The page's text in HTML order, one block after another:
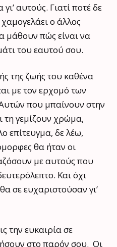
αυτούς. Γιατί ποτέ δε
ο άλλος
μάθουν πώς είναι να
του εαυτού σου.
της ζωής του καθένα
με τον ερχομό των
που μπαίνουν στην
τη γεμίζουν χρώμα,
επίτευγμα, δε λέω,
θα ήταν οι
με αυτούς που
Και όχι
σε ευχαριστούσαν γι’
την ευκαιρία σε
στο παρόν σου. Οι